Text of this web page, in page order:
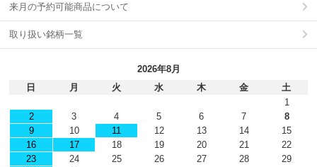
来月の予約可能商品について
取り扱い銘柄一覧
2026年8月
日
月 火 水 木 金
土
1
2
3 4 5 6 7
8
9
10 11 12 13 14
15
16
17 18 19 20 21
22
23
24 25 26 27 28
29